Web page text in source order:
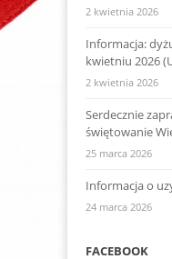
2 kwietnia 2026
Informacja:
kwietniu 2026
2 kwietnia 2026
Serdecznie
świętowanie
25 marca 2026
Informacja o
24 marca 2026
FACEBOOK